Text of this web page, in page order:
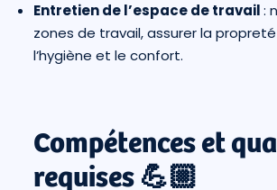
Entretien de l’espace de travail:
zones de travail, assurer la
l’hygiène et le confort.
Compétences et
requises 💪🏼